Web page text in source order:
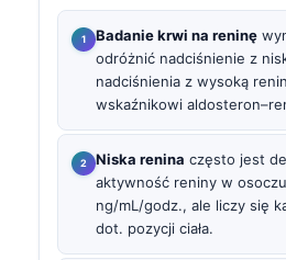
Badanie krwi na reninę
odróżnić nadciśnienie z
nadciśnienia z wysoką
wskaźnikowi
Niska renina często jest
aktywność reniny w
ng/mL/godz., ale liczy się
dot. pozycji ciała.